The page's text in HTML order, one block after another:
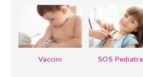
Vaccini SOS Pediatra